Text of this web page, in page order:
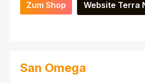
Zum Shop Website Terra
San Omega